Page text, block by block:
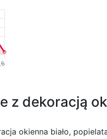
z dekoracją
okienna biało,